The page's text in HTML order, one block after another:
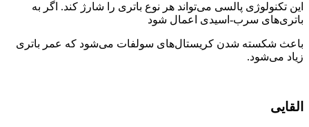
این تکنولوژی پالسی می‌تواند هر نوع باتری را شارژ کند. اگر به
باتری‌های سرب-اسیدی اعمال شود
باعث شکسته شدن کریستال‌های سولفات می‌شود که عمر باتری
زیاد می‌شود.
القایی